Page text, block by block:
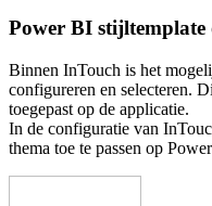
Power BI stijltemplate
Binnen InTouch is het
configureren en selecteren.
toegepast op de applicatie.
In de configuratie van
thema toe te passen op